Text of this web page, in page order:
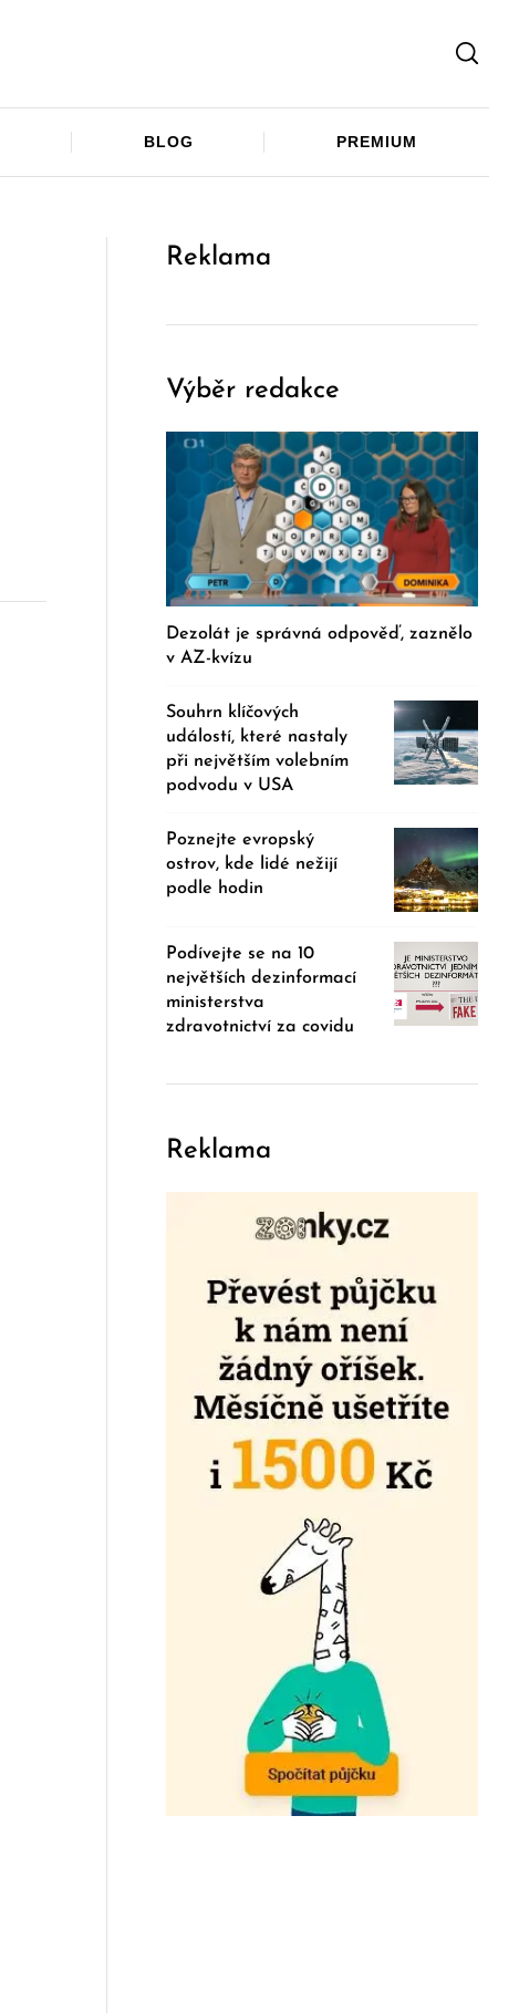
BLOG PREMIUM
Reklama
Výběr redakce
Dezolát je správná odpověď, zaznělo
v AZ-kvízu
Souhrn klíčových
událostí, které nastaly
při největším volebním
podvodu v USA
Poznejte evropský
ostrov, kde lidé nežijí
podle hodin
Podívejte se na 10
největších dezinformací
ministerstva
zdravotnictví za covidu
Reklama